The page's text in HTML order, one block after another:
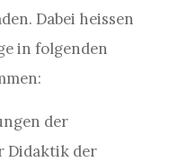
Dabei heissen
in folgenden
der
Didaktik der